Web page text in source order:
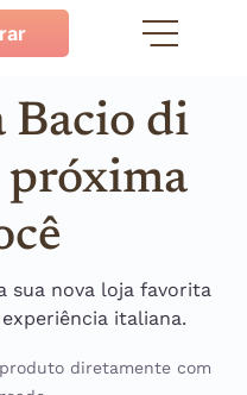
Bacio di
próxima
sua nova loja favorita
italiana.
diretamente com